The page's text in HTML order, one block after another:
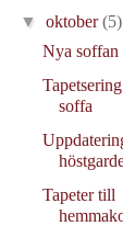
▼oktober(5)
Nya soffan
soffa
Tapeter till